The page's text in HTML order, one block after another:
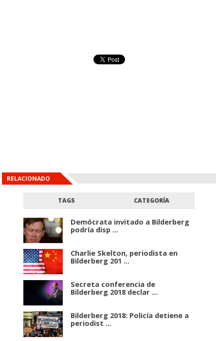
RELACIONADO
TAGS CATEGORÍA
Demócrata invitado a Bilderberg
podría disp ...
Charlie Skelton, periodista en
Bilderberg 201 ...
Secreta conferencia de
Bilderberg 2018 declar ...
Bilderberg 2018: Policía detiene a
periodist ...